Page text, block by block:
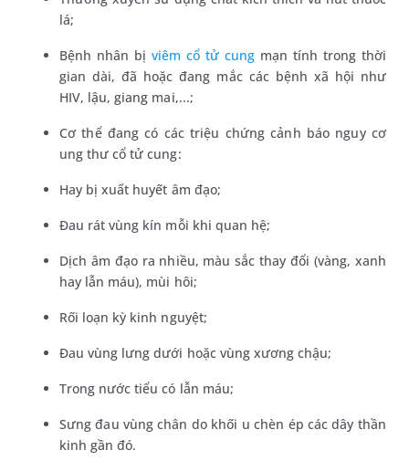
lá;
Bệnh nhân bị viêm cổ tử cungmạn tính trong thời
gian dài, đã hoặc đang mắc các bệnh xã hội như
HIV, lậu, giang mai,...;
Cơ thể đang có các triệu chứng cảnh báo nguy cơ
ung thư cổ tử cung:
Hay bị xuất huyết âm đạo;
Đau rát vùng kín mỗi khi quan hệ;
Dịch âm đạo ra nhiều, màu sắc thay đổi (vàng, xanh
hay lẫn máu), mùi hôi;
Rối loạn kỳ kinh nguyệt;
Đau vùng lưng dưới hoặc vùng xương chậu;
Trong nước tiểu có lẫn máu;
Sưng đau vùng chân do khối u chèn ép các dây thần
kinh gần đó.